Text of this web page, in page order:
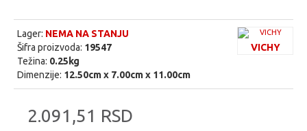
2.091,51 RSD
Lager: NEMA NA STANJU
Šifra proizvoda: 19547
Težina: 0.25kg
Dimenzije: 12.50cm x 7.00cm x 11.00cm
VICHY